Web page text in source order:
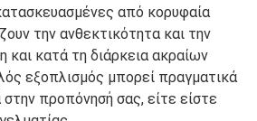
από κορυφαία
την ανθεκτικότητα και την
και κατά τη διάρκεια ακραίων
εξοπλισμός μπορεί πραγματικά
προπόνησή σας, είτε είστε